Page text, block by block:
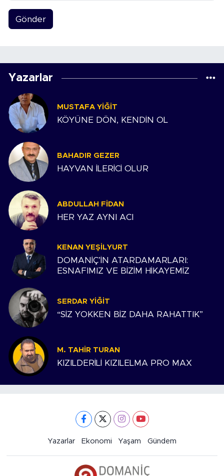
Gönder
Yazarlar
MUSTAFA YIĞIT
KÖYÜNE DÖN, KENDİN OL
BAHADIR GEZER
HAYVAN İLERİCİ OLUR
ABDULLAH FIDAN
HER YAZ AYNI ACI
KENAN YEŞILYURT
DOMANİÇ’İN ATARDAMARLARI:
ESNAFIMIZ VE BİZİM HİKAYEMİZ
SERDAR YIĞIT
“SİZ YOKKEN BİZ DAHA RAHATTIK”
M. TAHIR TURAN
KIZILDERİLİ KIZILELMA PRO MAX
Yazarlar Ekonomi Yaşam Gündem